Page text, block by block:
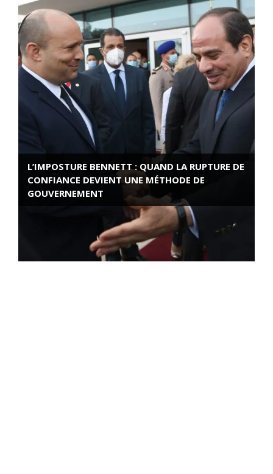
L’IMPOSTURE BENNETT : QUAND LA RUPTURE DE
CONFIANCE DEVIENT UNE MÉTHODE DE
GOUVERNEMENT
ROSE VALLAND, HEROÏNE DE LA RESISTANCE